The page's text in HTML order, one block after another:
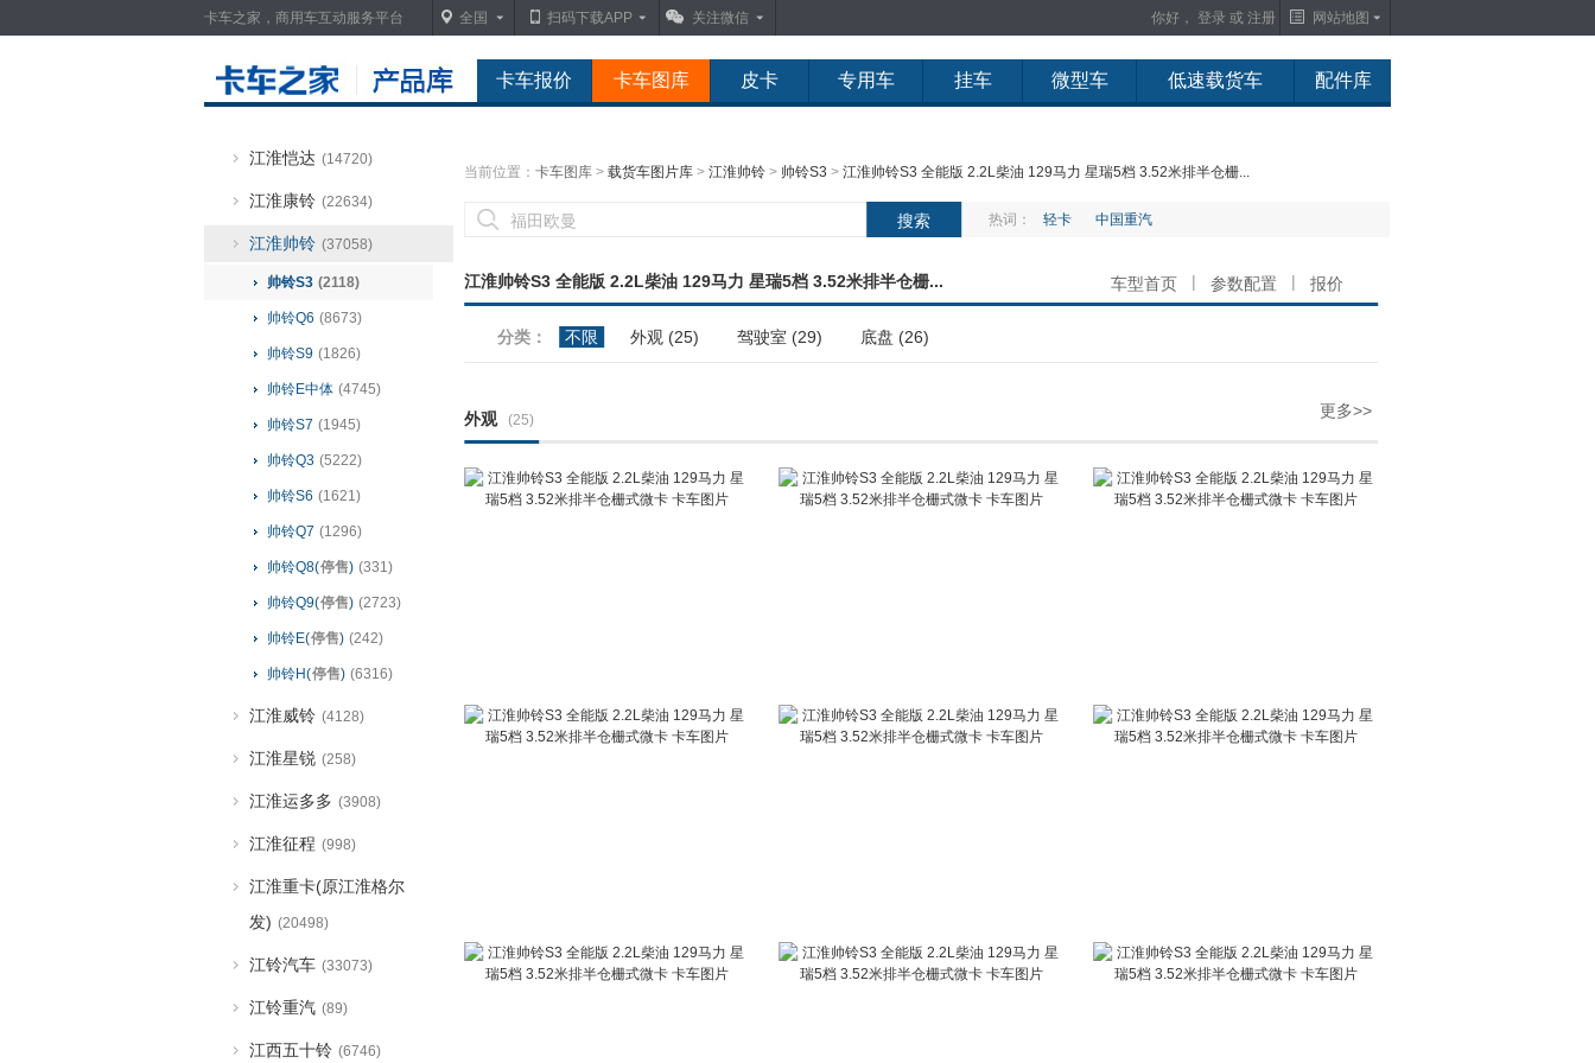
你好， 登录 或 注册 网站地图
卡车之家，商用车互动服务平台 全国 扫码下载APP 关注微信
卡车报价 卡车图库 皮卡 专用车 挂车 微型车 低速载货车 配件库
江淮安驰
江淮德沃斯 (5515)
江淮恺达 (14720)
江淮康铃 (22634)
江淮帅铃 (37058)
帅铃S3 (2118)
帅铃Q6 (8673)
帅铃S9 (1826)
帅铃E中体 (4745)
帅铃S7 (1945)
帅铃Q3 (5222)
帅铃S6 (1621)
帅铃Q7 (1296)
帅铃Q8(停售) (331)
帅铃Q9(停售) (2723)
帅铃E(停售) (242)
帅铃H(停售) (6316)
江淮威铃 (4128)
江淮星锐 (258)
江淮运多多 (3908)
江淮征程 (998)
江淮重卡(原江淮格尔
发) (20498)
江铃汽车 (33073)
江铃重汽 (89)
江西五十铃 (6746)
当前位置：卡车图库 >载货车图片库 >江淮帅铃 > 帅铃S3 >江淮帅铃S3 全能版 2.2L柴油 129马力 星瑞5档 3.52米排半仓栅...
热词： 轻卡 中国重汽
江淮帅铃S3 全能版 2.2L柴油 129马力 星瑞5档 3.52米排半仓栅... 车型首页 | 参数配置 | 报价
分类： 不限 外观 (25) 驾驶室 (29) 底盘 (26)
外观 (25) 更多>>